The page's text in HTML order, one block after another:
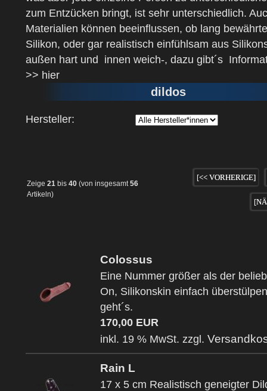
zum Entzücken bringt, ist sehr unterschiedlich.
Materialien können beeinflussen, ob lang
Silikon, oder gar realistisch einfühlsam aus
außen hart und innen weich-, dazu gibt´s
>> hier
dildos
Hersteller:
Zeige 21 bis 40 (von insgesamt 56
Artikeln)
[<< VORHERIGE]
Colossus
Eine Nummer größer als der
On, Silikonskin einfach
geht´s.
170,00 EUR
inkl. 19 % MwSt. zzgl.
Rain L
17 x 5 cm Realistisch geneigter